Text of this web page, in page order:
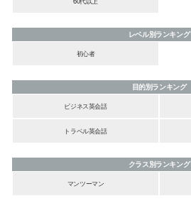
レベル別ランキング
初心者
目的別ランキング
ビジネス英会話
トラベル英会話
クラス別ランキング
マンツーマン